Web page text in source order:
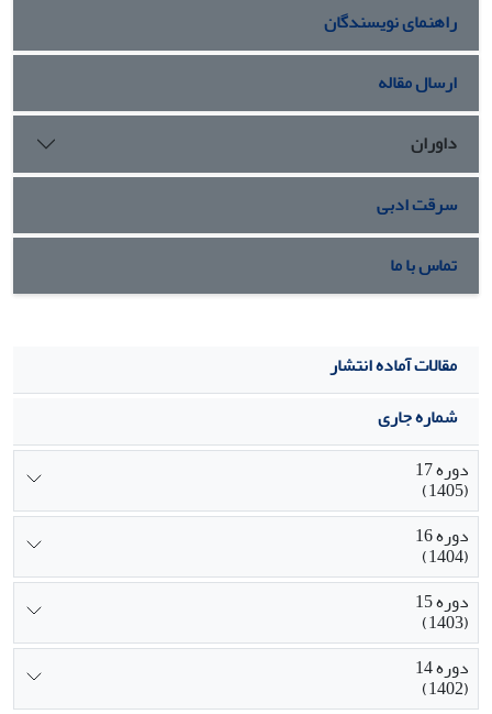
GUS در بذر شده و توالی امگا نیز در افزایش بیان تراژن موثر
بوده است. در ادامه کار می‌توان این سازه را با جایگزینی ژن‌های
ارزشمند با ژن GUSبرای تولید پروتئینهای نوترکیب استفاده
نمود.
راهنمای نویسندگان
ارسال مقاله
داوران
سرقت ادبی
تماس با ما
مقالات آماده انتشار
شماره جاری
دوره 17
(1405)
دوره 16
(1404)
دوره 15
(1403)
دوره 14
(1402)